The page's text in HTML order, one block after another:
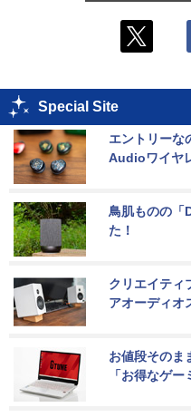
Special Site
エントリー
Audioワイヤ
鳥肌ものの「
た！
クリエイティ
アオーディオ
お値段そのま
「お得なゲー